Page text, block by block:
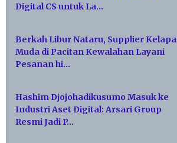
Digital CS untuk La…
Berkah Libur Nataru, Supplier Kelapa
Muda di Pacitan Kewalahan Layani
Pesanan hi…
Hashim Djojohadikusumo Masuk ke
Industri Aset Digital: Arsari Group
Resmi Jadi P…